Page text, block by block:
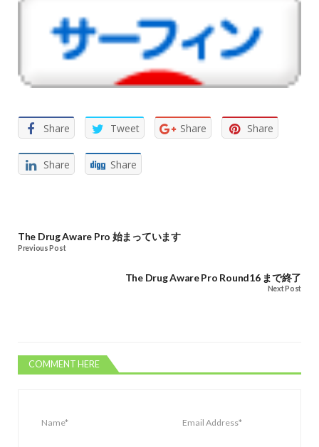
Share Tweet Share Share
Share Share
The Drug Aware Pro 始まっています
Previous Post
The Drug Aware Pro Round16 まで終了
Next Post
COMMENT HERE